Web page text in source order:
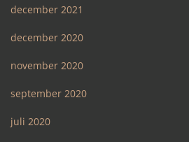
december 2021
december 2020
november 2020
september 2020
juli 2020